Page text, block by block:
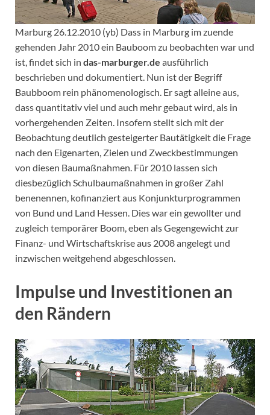
Marburg 26.12.2010 (yb) Dass in Marburg im zuende
gehenden Jahr 2010 ein Bauboom zu beobachten war und
ist, findet sich in das-marburger.de ausführlich
beschrieben und dokumentiert. Nun ist der Begriff
Baubboom rein phänomenologisch. Er sagt alleine aus,
dass quantitativ viel und auch mehr gebaut wird, als in
vorhergehenden Zeiten. Insofern stellt sich mit der
Beobachtung deutlich gesteigerter Bautätigkeit die Frage
nach den Eigenarten, Zielen und Zweckbestimmungen
von diesen Baumaßnahmen. Für 2010 lassen sich
diesbezüglich Schulbaumaßnahmen in großer Zahl
benenennen, kofinanziert aus Konjunkturprogrammen
von Bund und Land Hessen. Dies war ein gewollter und
zugleich temporärer Boom, eben als Gegengewicht zur
Finanz- und Wirtschaftskrise aus 2008 angelegt und
inzwischen weitgehend abgeschlossen.
Impulse und Investitionen an
den Rändern